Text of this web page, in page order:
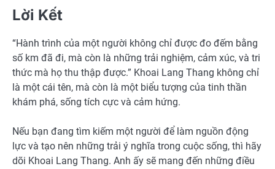
Lời Kết
“Hành trình của một người không chỉ được đo đếm bằng
số km đã đi, mà còn là những trải nghiệm, cảm xúc, và tri
thức mà họ thu thập được.” Khoai Lang Thang không chỉ
là một cái tên, mà còn là một biểu tượng của tinh thần
khám phá, sống tích cực và cảm hứng.
Nếu bạn đang tìm kiếm một người để làm nguồn động
lực và tạo nên những trải ý nghĩa trong cuộc sống, thì hãy
dõi Khoai Lang Thang. Anh ấy sẽ mang đến những điều